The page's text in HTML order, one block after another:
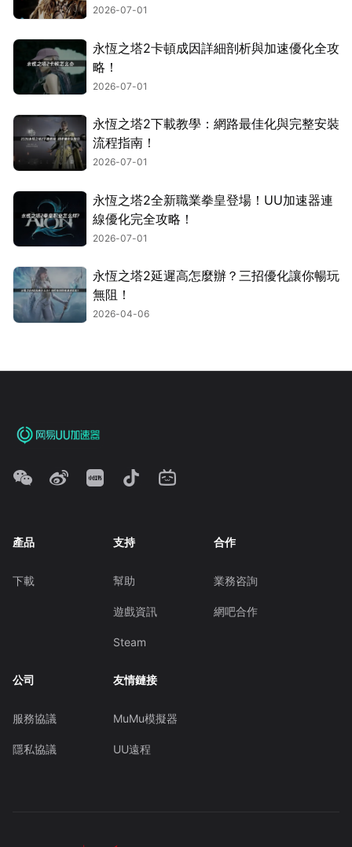
2026-07-01
永恆之塔2卡頓成因詳細剖析與加速優化全攻
略！
2026-07-01
永恆之塔2下載教學：網路最佳化與完整安裝
流程指南！
2026-07-01
永恆之塔2全新職業拳皇登場！UU加速器連
線優化完全攻略！
2026-07-01
永恆之塔2延遲高怎麼辦？三招優化讓你暢玩
無阻！
2026-04-06
產品
下載
支持
幫助
遊戲資訊
Steam
合作
業務咨詢
網吧合作
公司
服務協議
隱私協議
友情鏈接
MuMu模擬器
UU遠程